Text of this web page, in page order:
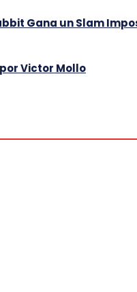
Gana un Slam
Victor Mollo